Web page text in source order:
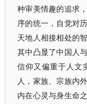
种审美情趣的追求
序的统一，自觉对
天地人相接相处的
其中凸显了中国人
信仰又偏重于人文
人，家族、宗族内
内在心灵与身生命